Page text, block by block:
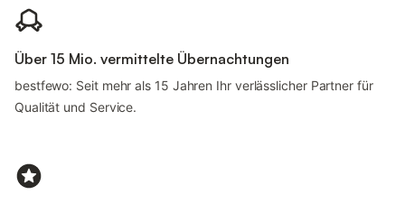
Über 15 Mio. vermittelte Übernachtungen
bestfewo: Seit mehr als 15 Jahren Ihr verlässlicher Partner für
Qualität und Service.